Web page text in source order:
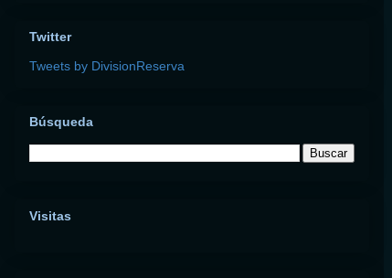
Twitter
Tweets by DivisionReserva
Búsqueda
Visitas